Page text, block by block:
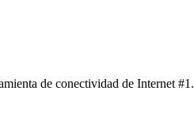
de conectividad de Internet #1.